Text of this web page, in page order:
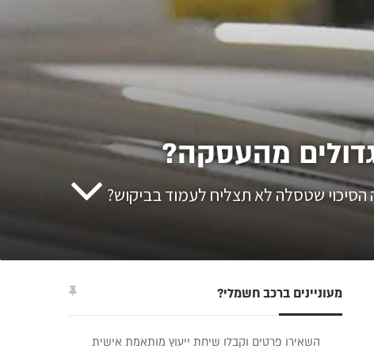
הסיכוי שטסלה לא תצליח לעמוד בביקוש?
מעוניינים ברכב חשמלי?
השאירו פרטים וקבלו שיחת ייעוץ מותאמת אישית